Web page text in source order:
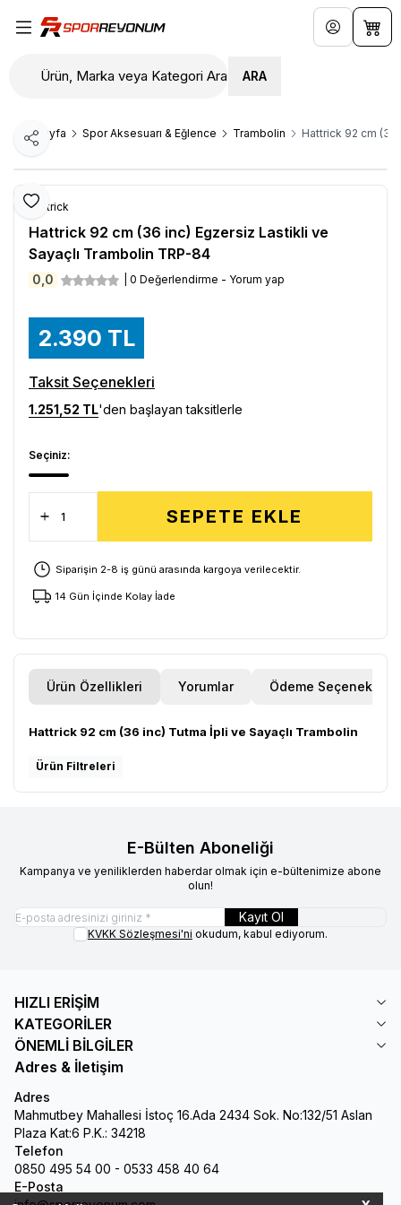
ARA
Hesabım
Ana Sayfa Spor Aksesuarı & Eğlence Trambolin Hattrick 92 cm (36
Favoriye Ekle
Paylaş
Hattrick
Hattrick 92 cm (36 inc) Egzersiz Lastikli ve
Sayaçlı Trambolin TRP-84
0,0 | 0 Değerlendirme - Yorum yap
2.390 TL
Taksit Seçenekleri
1.251,52 TL'den başlayan taksitlerle
Seçiniz:
SEPETE EKLE
Siparişin 2-8 iş günü arasında kargoya verilecektir.
14 Gün İçinde Kolay İade
Ürün Özellikleri Yorumlar Ödeme Seçenekleri
Hattrick 92 cm (36 inc) Tutma İpli ve Sayaçlı Trambolin
Ürün Filtreleri
E-Bülten Aboneliği
Kampanya ve yeniliklerden haberdar olmak için e-bültenimize abone
olun!
Kayıt Ol
KVKK Sözleşmesi'ni okudum, kabul ediyorum.
HIZLI ERİŞİM
KATEGORİLER
ÖNEMLİ BİLGİLER
Adres & İletişim
Adres
Mahmutbey Mahallesi İstoç 16.Ada 2434 Sok. No:132/51 Aslan
Plaza Kat:6 P.K.: 34218
Telefon
0850 495 54 00 - 0533 458 40 64
E-Posta